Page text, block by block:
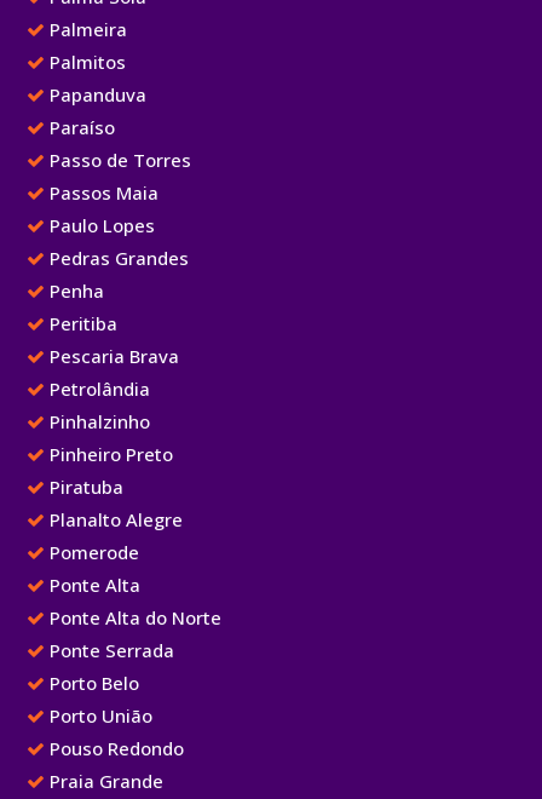
Palmeira
Palmitos
Papanduva
Paraíso
Passo de Torres
Passos Maia
Paulo Lopes
Pedras Grandes
Penha
Peritiba
Pescaria Brava
Petrolândia
Pinhalzinho
Pinheiro Preto
Piratuba
Planalto Alegre
Pomerode
Ponte Alta
Ponte Alta do Norte
Ponte Serrada
Porto Belo
Porto União
Pouso Redondo
Praia Grande